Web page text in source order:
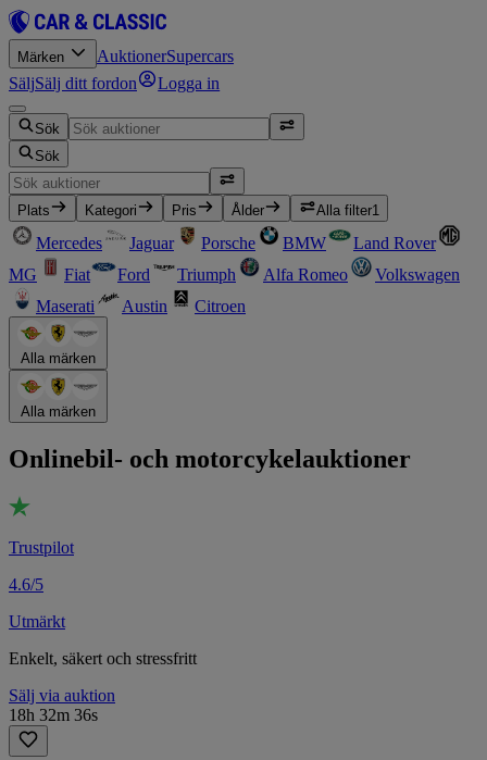
Märken AuktionerSupercars
SäljSälj ditt fordon Logga in
Sök
Sök
Plats Kategori Pris Ålder Alla filter1
Mercedes Jaguar Porsche BMW
Land Rover
MG
Fiat Ford Triumph Alfa Romeo
Volkswagen
Maserati
Austin Citroen
Alla märken
Alla märken
Onlinebil- och motorcykelauktioner
Trustpilot
4.6/5
Utmärkt
Enkelt, säkert och stressfritt
Sälj via auktion
18h 32m 36s